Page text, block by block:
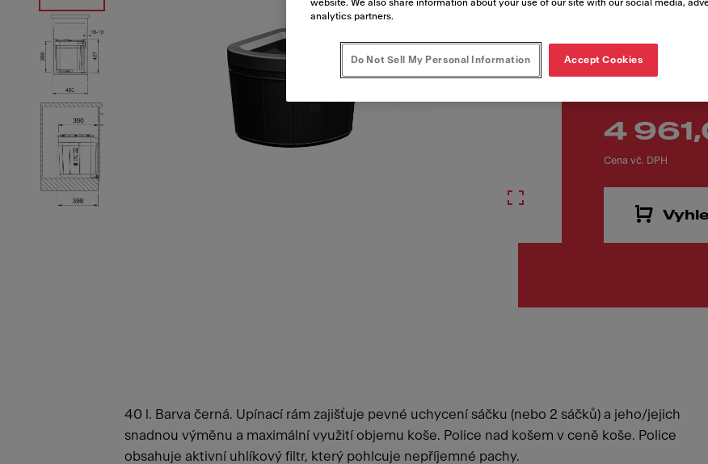
121.0307.565
4
Cena vč. DPH
40 l. Barva černá. Upínací rám zajišťuje pevné uchycení sáčku (nebo 2 sáčků) a jeho/jejich
snadnou výměnu a maximální využití objemu koše. Police nad košem v ceně koše. Police
obsahuje aktivní uhlíkový filtr, který pohlcuje nepříjemné pachy.
website. We also share information about your use of our site with our social media,
analytics partners.
Do Not Sell My Personal Information Accept Cookies